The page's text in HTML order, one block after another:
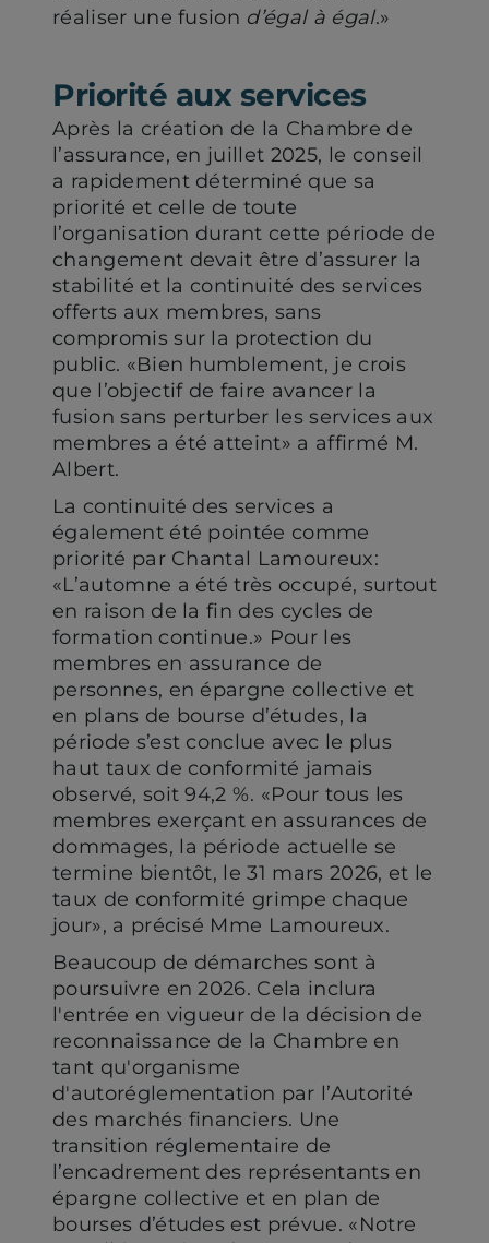
réaliser une fusion d’égal à égal.»
Priorité aux services
Après la création de la Chambre de
l’assurance, en juillet 2025, le conseil
a rapidement déterminé que sa
priorité et celle de toute
l’organisation durant cette période de
changement devait être d’assurer la
stabilité et la continuité des services
offerts aux membres, sans
compromis sur la protection du
public. «Bien humblement, je crois
que l’objectif de faire avancer la
fusion sans perturber les services aux
membres a été atteint» a affirmé M.
Albert.
La continuité des services a
également été pointée comme
priorité par Chantal Lamoureux:
«L’automne a été très occupé, surtout
en raison de la fin des cycles de
formation continue.» Pour les
membres en assurance de
personnes, en épargne collective et
en plans de bourse d’études, la
période s’est conclue avec le plus
haut taux de conformité jamais
observé, soit 94,2 %. «Pour tous les
membres exerçant en assurances de
dommages, la période actuelle se
termine bientôt, le 31 mars 2026, et le
taux de conformité grimpe chaque
jour», a précisé Mme Lamoureux.
Beaucoup de démarches sont à
poursuivre en 2026. Cela inclura
l'entrée en vigueur de la décision de
reconnaissance de la Chambre en
tant qu'organisme
d'autoréglementation par l’Autorité
des marchés financiers. Une
transition réglementaire de
l’encadrement des représentants en
épargne collective et en plan de
bourses d’études est prévue. «Notre